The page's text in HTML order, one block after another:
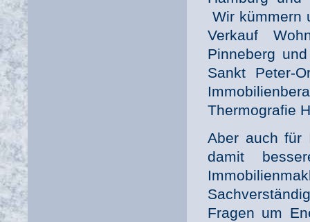
Wir kümmern
Verkauf
Pinneberg
Sankt Peter-
Thermografie
Aber auch für
damit
Fragen um